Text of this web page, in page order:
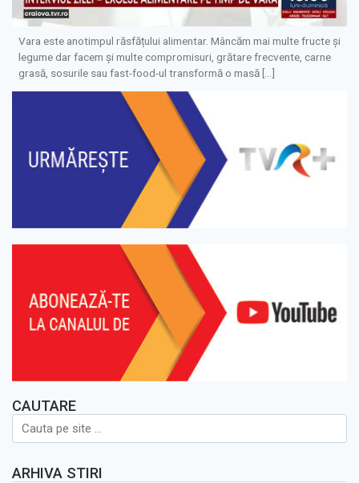
Vara este anotimpul răsfățului alimentar. Mâncăm mai multe fructe și
legume dar facem și multe compromisuri, grătare frecvente, carne
grasă, sosurile sau fast-food-ul transformă o masă […]
CAUTARE
ARHIVA STIRI